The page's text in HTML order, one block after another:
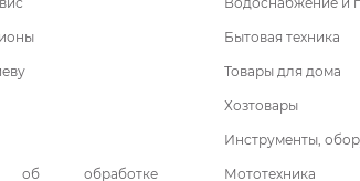
об обработке
Бытовая техника
Товары для дома
Хозтовары
Инструменты,
Мототехника